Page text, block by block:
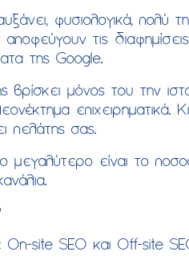
φυσιολογικά, πολύ
τις
της Google.
βρίσκει μόνος του την
πελάτης σας.
είναι το
On-site SEO και Off-site